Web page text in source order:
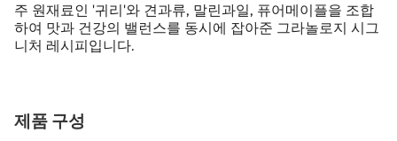
주 원재료인 '귀리'와 견과류, 말린과일, 퓨어메이플을 조합
하여 맛과 건강의 밸런스를 동시에 잡아준 그라놀로지 시그
니처 레시피입니다.
제품 구성